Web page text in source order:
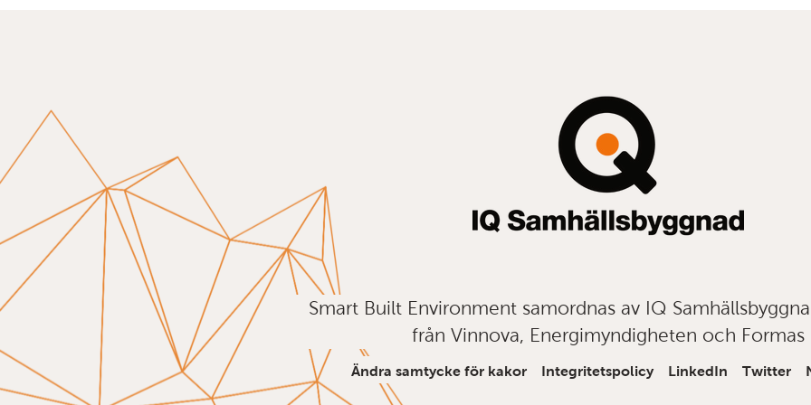
Smart Built Environment samordnas av IQ
från Vinnova, Energimyndigheten och Formas
Ändra samtycke för kakor Integritetspolicy LinkedIn Twitter